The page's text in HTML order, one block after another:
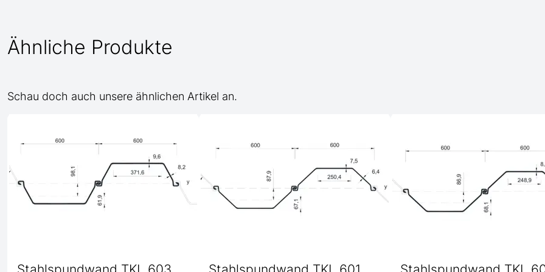
Ähnliche Produkte
Schau doch auch unsere ähnlichen Artikel an.